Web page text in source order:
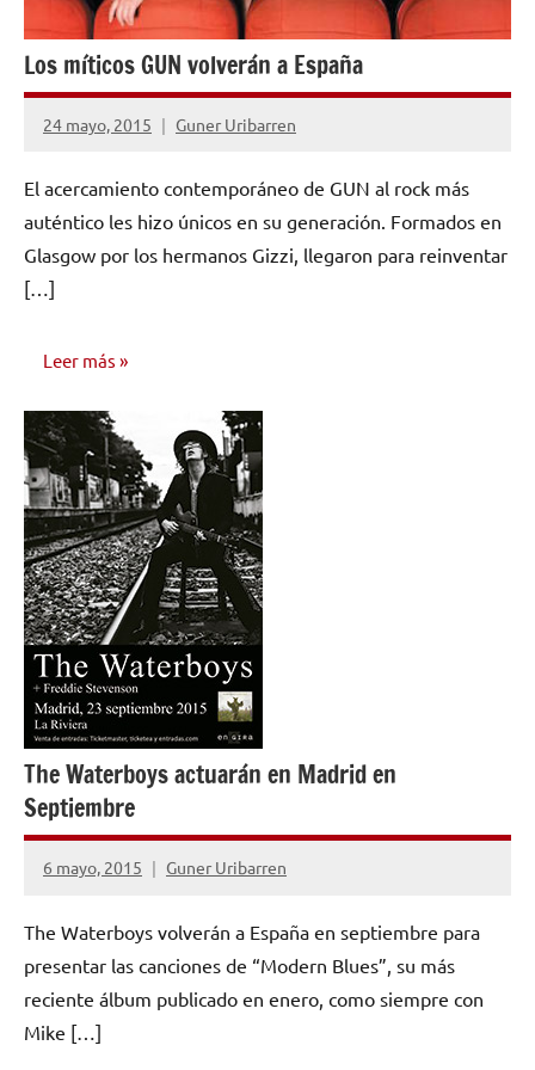
Los míticos GUN volverán a España
24 mayo, 2015 Guner Uribarren
No
comentarios
El acercamiento contemporáneo de GUN al rock más
auténtico les hizo únicos en su generación. Formados en
Glasgow por los hermanos Gizzi, llegaron para reinventar
[…]
Leer más
NOTICIAS
The Waterboys actuarán en Madrid en
Septiembre
6 mayo, 2015 Guner Uribarren
No
comentarios
The Waterboys volverán a España en septiembre para
presentar las canciones de “Modern Blues”, su más
reciente álbum publicado en enero, como siempre con
Mike […]